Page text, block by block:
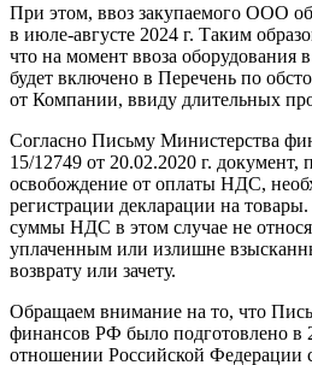
При этом, ввоз закупаемого ООО
в июле-августе 2024 г. Таким
что на момент ввоза оборудования
будет включено в Перечень по
от Компании, ввиду длительных
Согласно Письму Министерства
15/12749 от 20.02.2020 г.
освобождение от оплаты НДС,
регистрации декларации на
суммы НДС в этом случае не
уплаченным или излишне
возврату или зачету.
Обращаем внимание на то, что
финансов РФ было подготовлено в
отношении Российской Федерации